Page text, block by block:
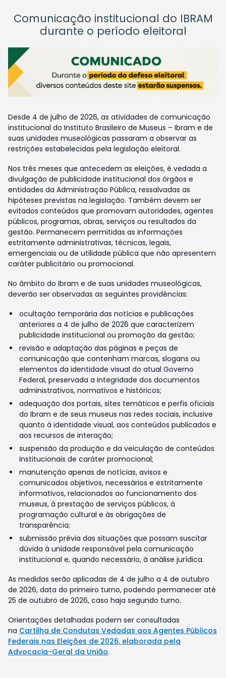
Comunicação institucional do IBRAM
durante o período eleitoral
Desde 4 de julho de 2026, as atividades de comunicação
institucional do Instituto Brasileiro de Museus – Ibram e de
suas unidades museológicas passaram a observar as
restrições estabelecidas pela legislação eleitoral.
Nos três meses que antecedem as eleições, é vedada a
divulgação de publicidade institucional dos órgãos e
entidades da Administração Pública, ressalvadas as
hipóteses previstas na legislação. Também devem ser
evitados conteúdos que promovam autoridades, agentes
públicos, programas, obras, serviços ou resultados da
gestão. Permanecem permitidas as informações
estritamente administrativas, técnicas, legais,
emergenciais ou de utilidade pública que não apresentem
caráter publicitário ou promocional.
No âmbito do Ibram e de suas unidades museológicas,
deverão ser observadas as seguintes providências:
ocultação temporária das notícias e publicações
anteriores a 4 de julho de 2026 que caracterizem
publicidade institucional ou promoção da gestão;
revisão e adaptação das páginas e peças de
comunicação que contenham marcas, slogans ou
elementos da identidade visual do atual Governo
Federal, preservada a integridade dos documentos
administrativos, normativos e históricos;
adequação dos portais, sites temáticos e perfis oficiais
do Ibram e de seus museus nas redes sociais, inclusive
quanto à identidade visual, aos conteúdos publicados e
aos recursos de interação;
suspensão da produção e da veiculação de conteúdos
institucionais de caráter promocional;
manutenção apenas de notícias, avisos e
comunicados objetivos, necessários e estritamente
informativos, relacionados ao funcionamento dos
museus, à prestação de serviços públicos, à
programação cultural e às obrigações de
transparência;
submissão prévia das situações que possam suscitar
dúvida à unidade responsável pela comunicação
institucional e, quando necessário, à análise jurídica.
As medidas serão aplicadas de 4 de julho a 4 de outubro
de 2026, data do primeiro turno, podendo permanecer até
25 de outubro de 2026, caso haja segundo turno.
Orientações detalhadas podem ser consultadas
na Cartilha de Condutas Vedadas aos Agentes Públicos
Federais nas Eleições de 2026, elaborada pela
Advocacia-Geral da União.